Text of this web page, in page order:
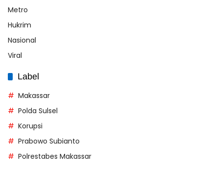
Metro
Hukrim
Nasional
Viral
Label
Makassar
Polda Sulsel
Korupsi
Prabowo Subianto
Polrestabes Makassar